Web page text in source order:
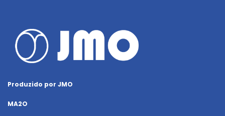
Produzido por JMO
MA2O